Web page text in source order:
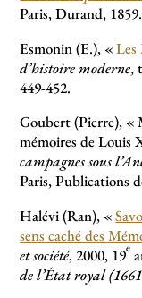
Paris, Durand, 1859.
Esmonin (E.), «
d’histoire moderne,
449-452.
Goubert (Pierre), «
mémoires de Louis
campagnes sous
Paris, Publications
Halévi (Ran), «
sens caché des
et société, 2000, 19e
de l’État royal